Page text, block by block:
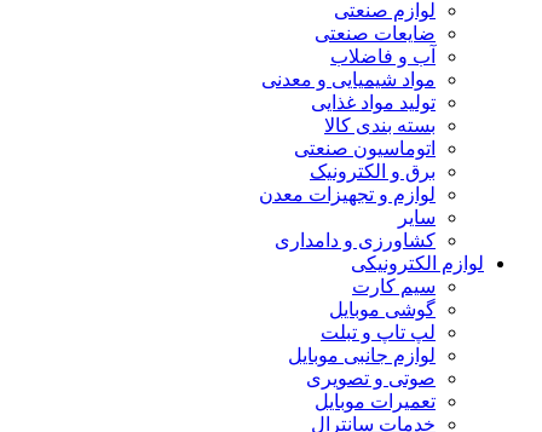
لوازم صنعتی
ضایعات صنعتی
آب و فاضلاب
مواد شیمیایی و معدنی
تولید مواد غذایی
بسته بندی کالا
اتوماسیون صنعتی
برق و الکترونیک
لوازم و تجهیزات معدن
سایر
کشاورزی و دامداری
لوازم الکترونیکی
سیم کارت
گوشی موبایل
لپ تاپ و تبلت
لوازم جانبی موبایل
صوتی و تصویری
تعمیرات موبایل
خدمات سانترال